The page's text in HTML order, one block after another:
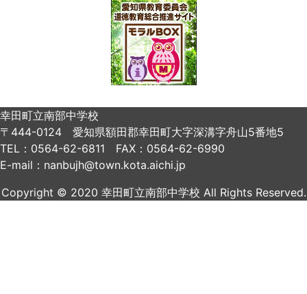
幸田町立南部中学校
〒444-0124 愛知県額田郡幸田町大字深溝字舟山5番地5
TEL：0564-62-6811 FAX：0564-62-6990
E-mail：nanbujh@town.kota.aichi.jp
Copyright © 2020 幸田町立南部中学校 All Rights Reserved.